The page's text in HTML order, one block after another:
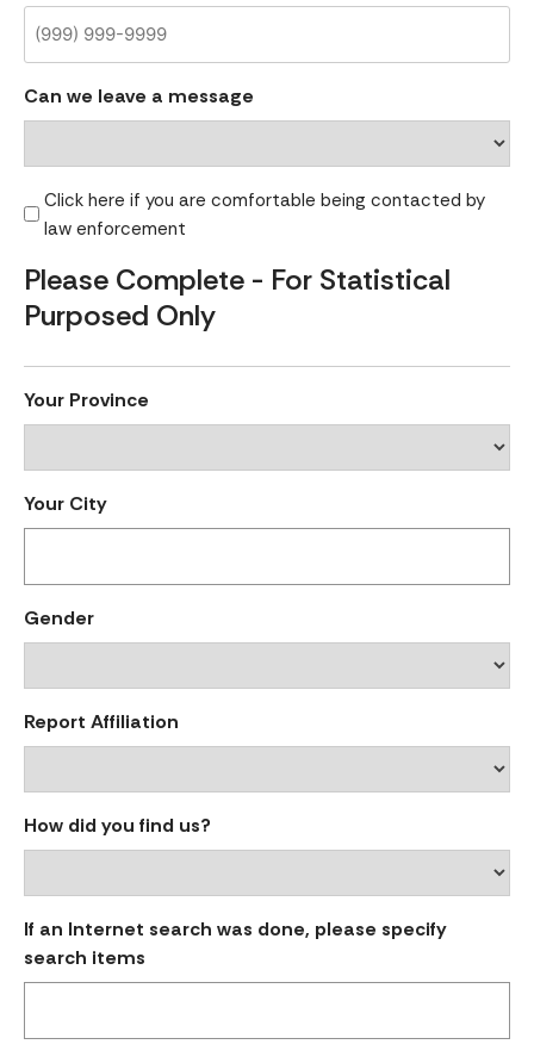
Can we leave a message
Click here if you are comfortable being contacted by
law enforcement
Please Complete - For Statistical
Purposed Only
Your Province
Your City
Gender
Report Affiliation
How did you find us?
If an Internet search was done, please specify
search items